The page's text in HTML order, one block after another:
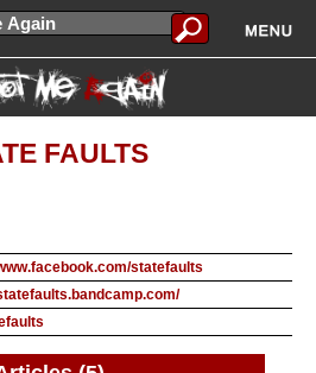
FAULTS
statefaults